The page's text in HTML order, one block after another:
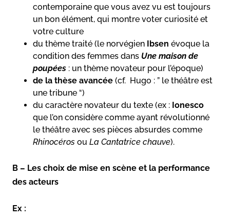
contemporaine que vous avez vu est toujours
un bon élément, qui montre voter curiosité et
votre culture
du thème traité (le norvégien Ibsen évoque la
condition des femmes dans Une maison de
poupées : un thème novateur pour l’époque)
de la thèse avancée (cf. Hugo : ” le théâtre est
une tribune “)
du caractère novateur du texte (ex : Ionesco
que l’on considère comme ayant révolutionné
le théâtre avec ses pièces absurdes comme
Rhinocéros ou La Cantatrice chauve).
B – Les choix de mise en scène et la performance
des acteurs
Ex :